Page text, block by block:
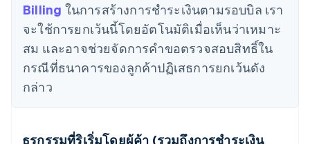
Billing ในการสร้างการชำระเงินตามรอบบิล เรา
จะใช้การยกเว้นนี้โดยอัตโนมัติเมื่อเห็นว่าเหมาะ
สม และอาจช่วยจัดการคำขอตรวจสอบสิทธิ์ใน
กรณีที่ธนาคารของลูกค้าปฏิเสธการยกเว้นดัง
กล่าว
ธุรกรรมที่ริเริ่มโดยผู้ค้า (รวมถึงการชำระเงิน